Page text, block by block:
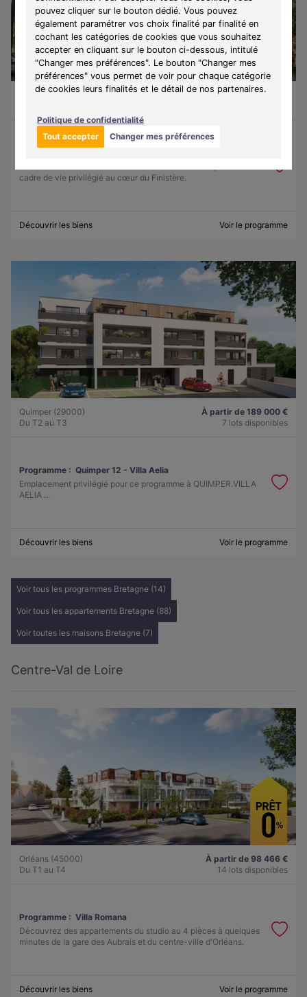
pouvez cliquer sur le bouton dédié. Vous pouvez
également paramétrer vos choix finalité par finalité en
cochant les catégories de cookies que vous souhaitez
accepter en cliquant sur le bouton ci-dessous, intitulé
"Changer mes préférences". Le bouton "Changer mes
préférences" vous permet de voir pour chaque catégorie
de cookies leurs finalités et le détail de nos partenaires.
Politique de confidentialité
Tout accepter
Changer mes préférences
Guilvinec (29730)
À partir de 130 500 €
cadre de vie privilégié au cœur du Finistère.
Découvrir les biens Voir le programme
Quimper (29000)
Du T2 au T3
À partir de 189 000 €
7 lots disponibles
Programme : Quimper 12 - Villa Aelia
Emplacement privilégié pour ce programme à QUIMPER.VILLA
AELIA ...
Découvrir les biens Voir le programme
Voir tous les programmes Bretagne (14)
Voir tous les appartements Bretagne (88)
Voir toutes les maisons Bretagne (7)
Centre-Val de Loire
Orléans (45000)
Du T1 au T4
À partir de 98 466 €
14 lots disponibles
Programme : Villa Romana
Découvrez des appartements du studio au 4 pièces à quelques
minutes de la gare des Aubrais et du centre-ville d'Orléans.
Découvrir les biens Voir le programme